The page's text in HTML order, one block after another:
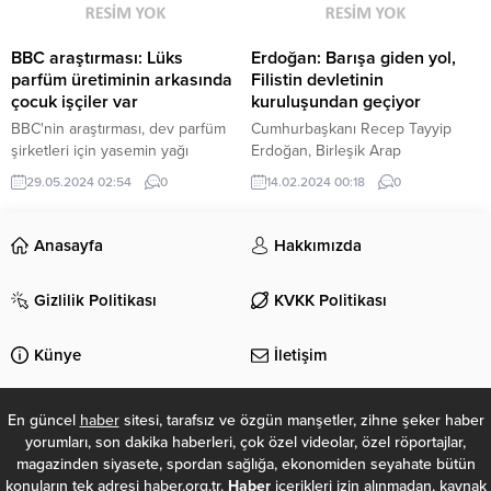
Koç, "Futbolcularımıza ceza
menfaatleri açısından inşallah
ceza vermezler. Türk futbolu
uluslararası alanda çok sıkıntıya
girer. Şimdi kılıfına uydurmaya
çalışıyorlar. Çünkü üstlerinde...
BBC araştırması: Lüks
parfüm üretiminin arkasında
çocuk işçiler var
BBC'nin araştırması, dev parfüm
şirketleri için yasemin yağı
çıkaran dev bir imalatçı için bitki
toplayıcılığı yapanlar arasında,
işçilerin de olduğunu ortaya
koydu.
29.05.2024 02:54 0
Erdoğan: Barışa giden yol,
Filistin devletinin
kuruluşundan geçiyor
Cumhurbaşkanı Recep Tayyip
Erdoğan, Birleşik Arap
Emirlikleri'nde düzenlenen Dünya
Hükümetler Zirvesi'nde konuştu.
14.02.2024 00:18 0
Anasayfa Hakkımızda
Gizlilik Politikası KVKK Politikası
Künye İletişim
En güncel habersitesi, tarafsız ve özgün manşetler, zihne şeker haber
yorumları, son dakika haberleri, çok özel videolar, özel röportajlar,
magazinden siyasete, spordan sağlığa, ekonomiden seyahate bütün
konuların tek adresi haber.org.tr. Haberiçerikleri izin alınmadan, kaynak